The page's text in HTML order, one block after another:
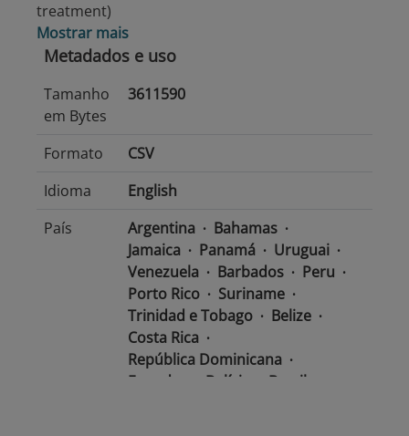
treatment)
Mostrar mais
Metadados e uso
Tamanho
em Bytes
3611590
Formato
CSV
Idioma
English
País
Argentina
Bahamas
Jamaica
Panamá
Uruguai
Venezuela
Barbados
Peru
Porto Rico
Suriname
Trinidad e Tobago
Belize
Costa Rica
República Dominicana
Equador
Bolívia
Brasil